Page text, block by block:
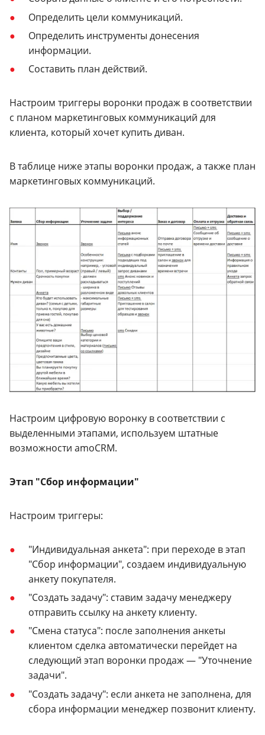
Определить цели коммуникаций.
Определить инструменты донесения
информации.
Составить план действий.
Настроим триггеры воронки продаж в соответствии
с планом маркетинговых коммуникаций для
клиента, который хочет купить диван.
В таблице ниже этапы воронки продаж, а также план
маркетинговых коммуникаций.
Настроим цифровую воронку в соответствии с
выделенными этапами, используем штатные
возможности amoCRM.
Этап "Сбор информации"
Настроим триггеры:
"Индивидуальная анкета": при переходе в этап
"Сбор информации", создаем индивидуальную
анкету покупателя.
"Создать задачу": ставим задачу менеджеру
отправить ссылку на анкету клиенту.
"Смена статуса": после заполнения анкеты
клиентом сделка автоматически перейдет на
следующий этап воронки продаж — "Уточнение
задачи".
"Создать задачу": если анкета не заполнена, для
сбора информации менеджер позвонит клиенту.